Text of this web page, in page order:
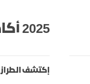
2025 أكاديا دينالي
إكتشف الطراز